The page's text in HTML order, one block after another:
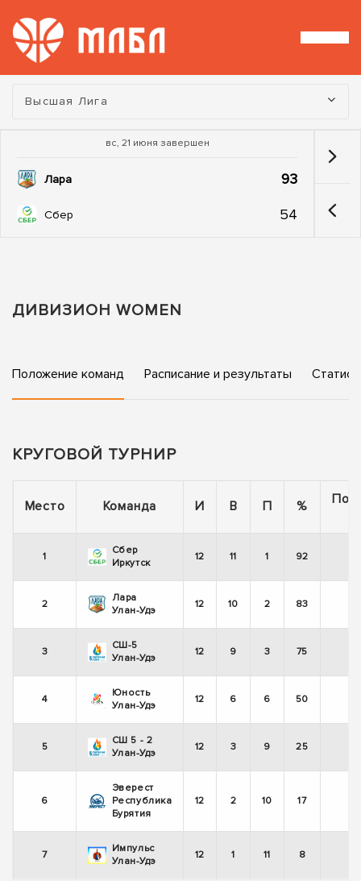
Турнир:
Высшая Лига
вс, 21 июня завершен
Лара 93
Сбер 54
ДИВИЗИОН WOMEN
Положение команд Расписание и результаты
КРУГОВОЙ ТУРНИР
Место Команда И В П %
1
Сбер
Иркутск
12 11 1 92
2
Лара
Улан-Удэ
12 10 2 83
3
СШ-5
Улан-Удэ
12 9 3 75
4
Юность
Улан-Удэ
12 6 6 50
5
СШ 5 - 2
Улан-Удэ
12 3 9 25
6
Эверест
Республика
Бурятия
12 2 10 17
7
Импульс
Улан-Удэ
12 1 11 8